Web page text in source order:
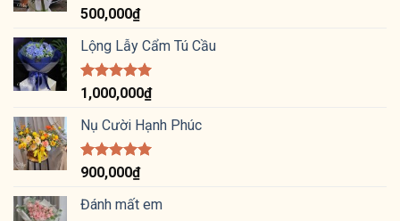
Được xếp
hạng
5.00
5 sao
500,000₫
Lộng Lẫy Cẩm Tú Cầu
Được xếp
hạng 5.00
5 sao
1,000,000₫
Nụ Cười Hạnh Phúc
Được xếp
hạng
5.00
5 sao
900,000₫
Đánh mất em